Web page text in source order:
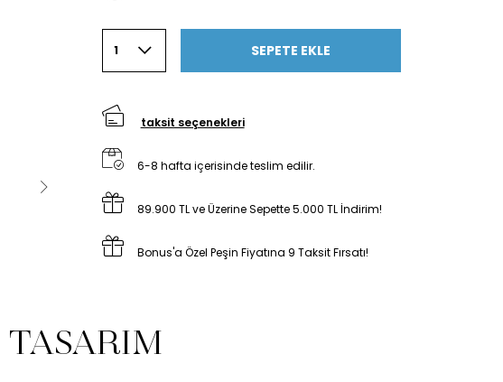
1 SEPETE EKLE
taksit seçenekleri
6-8 hafta içerisinde teslim edilir.
89.900 TL ve Üzerine Sepette 5.000 TL İndirim!
Bonus'a Özel Peşin Fiyatına 9 Taksit Fırsatı!